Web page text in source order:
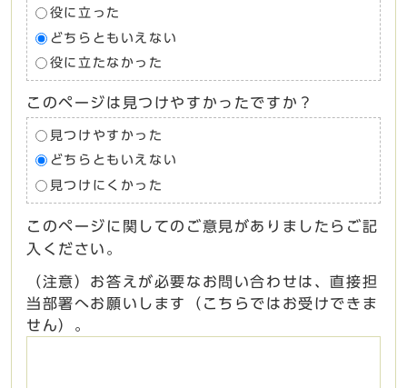
役に立った
どちらともいえない
役に立たなかった
このページは見つけやすかったですか？
見つけやすかった
どちらともいえない
見つけにくかった
このページに関してのご意見がありましたらご記
入ください。
（注意）お答えが必要なお問い合わせは、直接担
当部署へお願いします（こちらではお受けできま
せん）。